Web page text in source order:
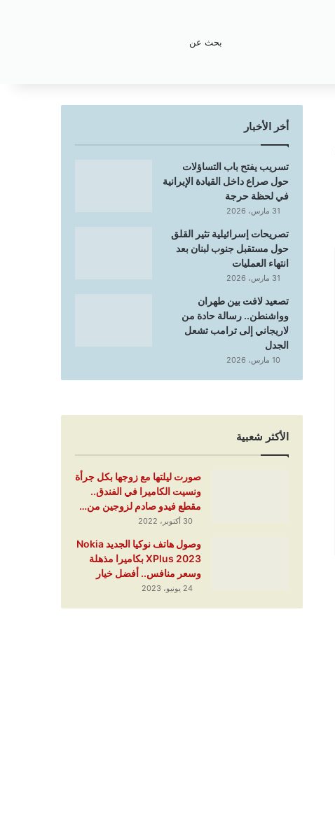
أخر الأخبار
تسريب يفتح باب التساؤلات
حول صراع داخل القيادة الإيرانية
في لحظة حرجة
31 مارس، 2026
تصريحات إسرائيلية تثير القلق
حول مستقبل جنوب لبنان بعد
انتهاء العمليات
31 مارس، 2026
تصعيد لافت بين طهران
وواشنطن.. رسالة حادة من
لاريجاني إلى ترامب تشعل
الجدل
10 مارس، 2026
الأكثر شعبية
صورت ليلتها مع زوجها بكل جرأة
ونسيت الكاميرا في الفندق..
مقطع فيدو صادم لزوجين من…
30 أكتوبر، 2022
وصول هاتف نوكيا الجديد Nokia
XPlus 2023 بكاميرا مذهلة
وسعر منافس.. أفضل خيار
24 يونيو، 2023